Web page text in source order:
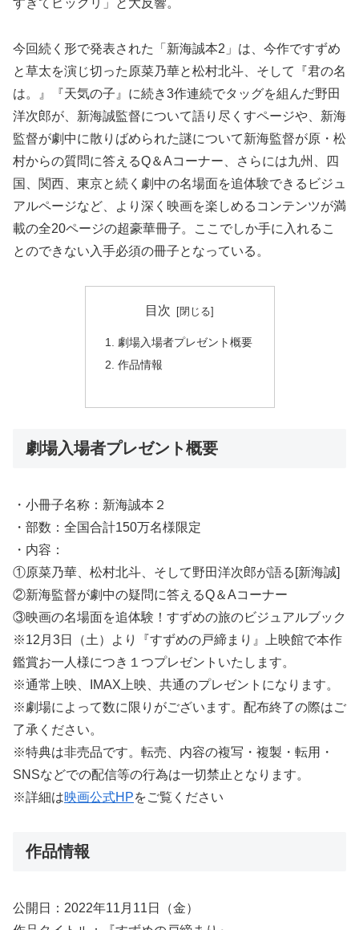
すぎてビックリ」と大反響。
今回続く形で発表された「新海誠本2」は、今作ですずめ
と草太を演じ切った原菜乃華と松村北斗、そして『君の名
は。』『天気の子』に続き3作連続でタッグを組んだ野田
洋次郎が、新海誠監督について語り尽くすページや、新海
監督が劇中に散りばめられた謎について新海監督が原・松
村からの質問に答えるQ＆Aコーナー、さらには九州、四
国、関西、東京と続く劇中の名場面を追体験できるビジュ
アルページなど、より深く映画を楽しめるコンテンツが満
載の全20ページの超豪華冊子。ここでしか手に入れるこ
とのできない入手必須の冊子となっている。
目次
劇場入場者プレゼント概要
作品情報
劇場入場者プレゼント概要
・小冊子名称：新海誠本２
・部数：全国合計150万名様限定
・内容：
①原菜乃華、松村北斗、そして野田洋次郎が語る[新海誠]
②新海監督が劇中の疑問に答えるQ＆Aコーナー
③映画の名場面を追体験！すずめの旅のビジュアルブック
※12月3日（土）より『すずめの戸締まり』上映館で本作
鑑賞お一人様につき１つプレゼントいたします。
※通常上映、IMAX上映、共通のプレゼントになります。
※劇場によって数に限りがございます。配布終了の際はご
了承ください。
※特典は非売品です。転売、内容の複写・複製・転用・
SNSなどでの配信等の行為は一切禁止となります。
※詳細は映画公式HPをご覧ください
作品情報
公開日：2022年11月11日（金）